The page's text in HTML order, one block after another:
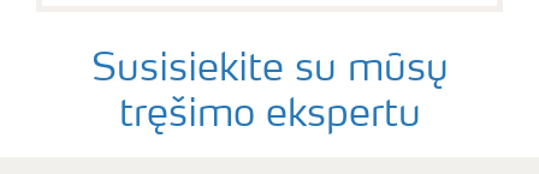
Susisiekite su mūsų
tręšimo ekspertu